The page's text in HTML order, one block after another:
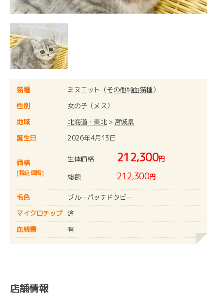
猫種 ミヌエット（その他純血猫種）
性別
女の子（メス）
地域
北海道・東北> 宮城県
誕生日
2026年4月13日
価格
[税込価格]
生体価格 212,300円
総額
212,300円
毛色
ブルーパッチドタビー
マイクロチップ 済
血統書
有
店舗情報